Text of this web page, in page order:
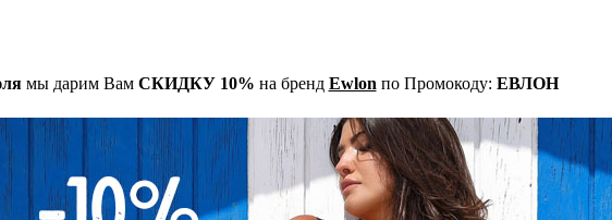
мы дарим Вам СКИДКУ 10% на бренд Ewlon по Промокоду: ЕВЛОН